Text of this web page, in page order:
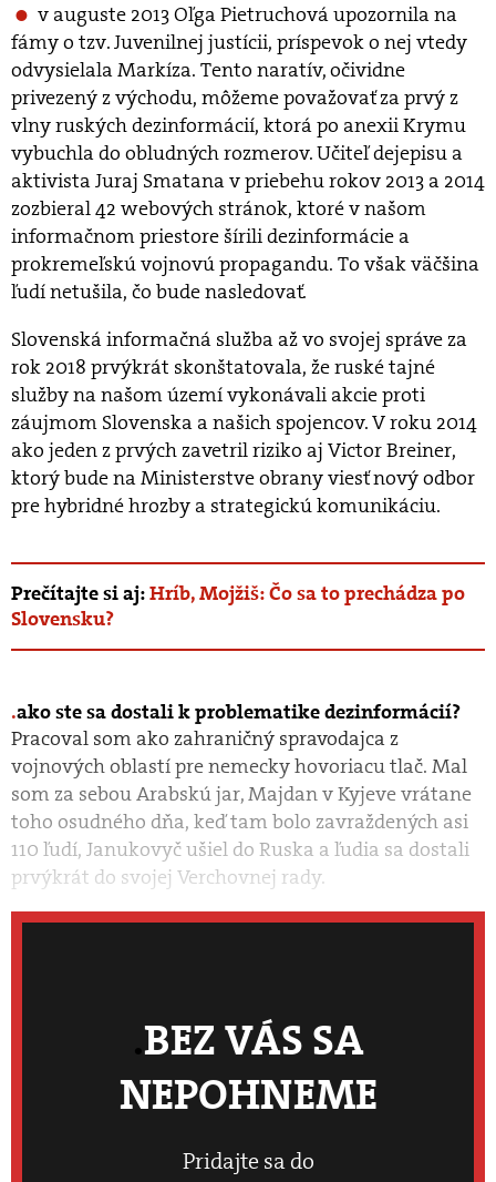
v auguste 2013 Oľga Pietruchová upozornila na
fámy o tzv. Juvenilnej justícii, príspevok o nej vtedy
odvysielala Markíza. Tento naratív, očividne
privezený z východu, môžeme považovať za prvý z
vlny ruských dezinformácií, ktorá po anexii Krymu
vybuchla do obludných rozmerov. Učiteľ dejepisu a
aktivista Juraj Smatana v priebehu rokov 2013 a 2014
zozbieral 42 webových stránok, ktoré v našom
informačnom priestore šírili dezinformácie a
prokremeľskú vojnovú propagandu. To však väčšina
ľudí netušila, čo bude nasledovať.
Slovenská informačná služba až vo svojej správe za
rok 2018 prvýkrát skonštatovala, že ruské tajné
služby na našom území vykonávali akcie proti
záujmom Slovenska a našich spojencov. V roku 2014
ako jeden z prvých zavetril riziko aj Victor Breiner,
ktorý bude na Ministerstve obrany viesť nový odbor
pre hybridné hrozby a strategickú komunikáciu.
Prečítajte si aj:Hríb, Mojžiš: Čo sa to prechádza po
Slovensku?
ako ste sa dostali k problematike dezinformácií?
Pracoval som ako zahraničný spravodajca z
vojnových oblastí pre nemecky hovoriacu tlač. Mal
som za sebou Arabskú jar, Majdan v Kyjeve vrátane
toho osudného dňa, keď tam bolo zavraždených asi
110 ľudí, Janukovyč ušiel do Ruska a ľudia sa dostali
prvýkrát do svojej Verchovnej rady.
BEZ VÁS SA
NEPOHNEME
Pridajte sa do